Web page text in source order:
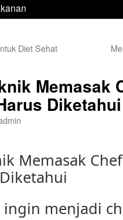
Diet Sehat
Memasak
Diketahui
Memasak
ingin menjadi